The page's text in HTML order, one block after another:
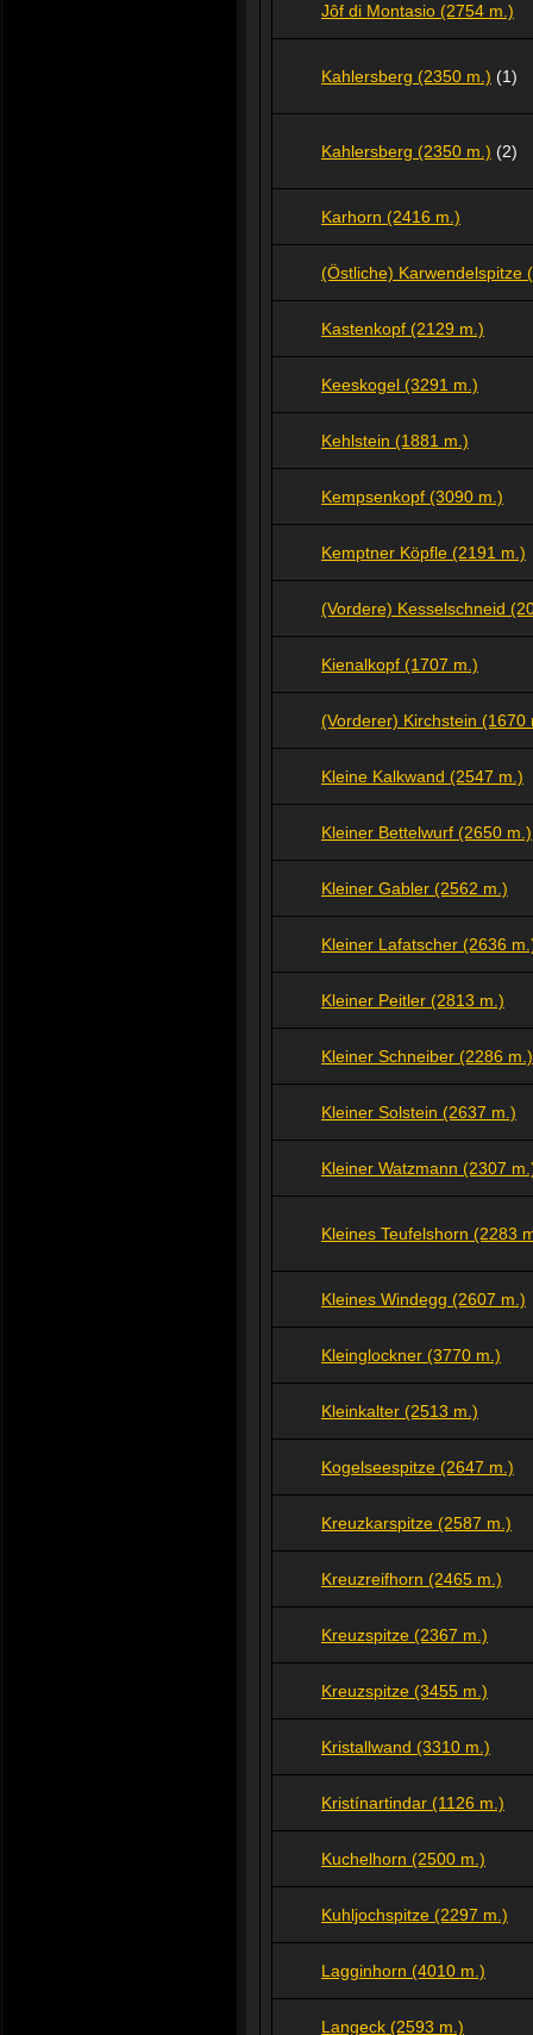
Jôf di Montasio (2754 m.)
Kahlersberg (2350 m.) (1)
Kahlersberg (2350 m.) (2)
Karhorn (2416 m.)
(Östliche) Karwendelspitze
Kastenkopf (2129 m.)
Keeskogel (3291 m.)
Kehlstein (1881 m.)
Kempsenkopf (3090 m.)
Kemptner Köpfle (2191 m.)
(Vordere) Kesselschneid
Kienalkopf (1707 m.)
(Vorderer) Kirchstein (1670
Kleine Kalkwand (2547 m.)
Kleiner Bettelwurf (2650 m.)
Kleiner Gabler (2562 m.)
Kleiner Lafatscher (2636
Kleiner Peitler (2813 m.)
Kleiner Schneiber (2286 m.)
Kleiner Solstein (2637 m.)
Kleiner Watzmann (2307
Kleines Teufelshorn (2283
Kleines Windegg (2607 m.)
Kleinglockner (3770 m.)
Kleinkalter (2513 m.)
Kogelseespitze (2647 m.)
Kreuzkarspitze (2587 m.)
Kreuzreifhorn (2465 m.)
Kreuzspitze (2367 m.)
Kreuzspitze (3455 m.)
Kristallwand (3310 m.)
Kristínartindar (1126 m.)
Kuchelhorn (2500 m.)
Kuhljochspitze (2297 m.)
Lagginhorn (4010 m.)
Langeck (2593 m.)